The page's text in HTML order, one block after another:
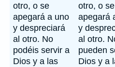
otro, o se
apegará a uno
y despreciará
al otro. No
podéis servir a
Dios y a las
otro, o se
apegará
y
al otro.
pueden
Dios y a